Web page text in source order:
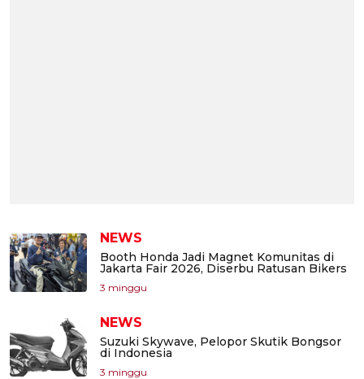
NEWS
Booth Honda Jadi Magnet Komunitas di
Jakarta Fair 2026, Diserbu Ratusan Bikers
3 minggu
NEWS
Suzuki Skywave, Pelopor Skutik Bongsor
di Indonesia
3 minggu